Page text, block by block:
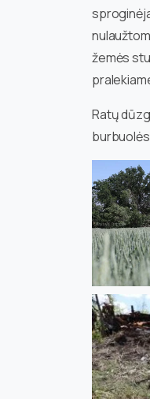
žemės
Ratų